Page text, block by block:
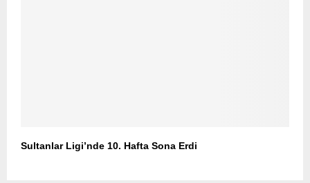
Sultanlar Ligi’nde 10. Hafta Sona Erdi